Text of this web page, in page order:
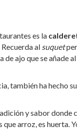
es la
al suquet
ajo que se añade
también ha hecho
y sabor donde
arroz, es huerta.